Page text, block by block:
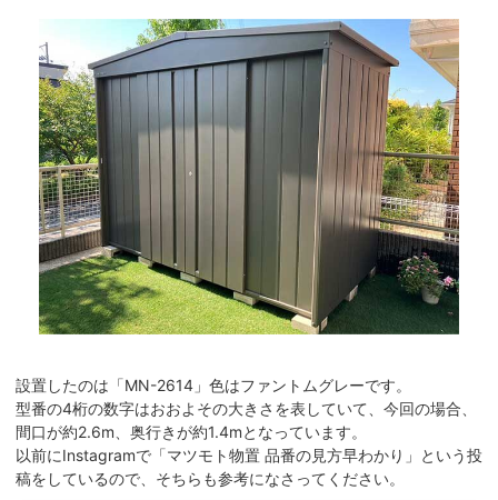
設置したのは「MN-2614」色はファントムグレーです。
型番の4桁の数字はおおよその大きさを表していて、今回の場合、
間口が約2.6m、奥行きが約1.4mとなっています。
以前にInstagramで「マツモト物置 品番の見方早わかり」という投
稿をしているので、そちらも参考になさってください。